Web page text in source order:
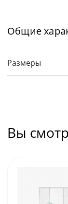
Общие
Размеры
Вы